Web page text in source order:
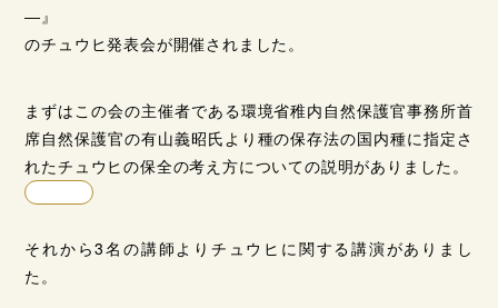
―』
のチュウヒ発表会が開催されました。
まずはこの会の主催者である環境省稚内自然保護官事務所首
席自然保護官の有山義昭氏より種の保存法の国内種に指定さ
れたチュウヒの保全の考え方についての説明がありました。
それから3名の講師よりチュウヒに関する講演がありまし
た。